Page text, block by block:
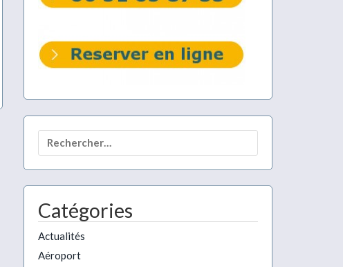
Catégories
Actualités
Aéroport